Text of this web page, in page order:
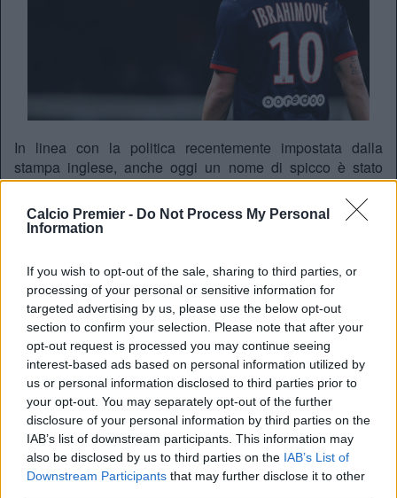
Calcio Premier - Do Not Process My Personal
Information
If you wish to opt-out of the sale, sharing to third parties, or
processing of your personal or sensitive information for
targeted advertising by us, please use the below opt-out
section to confirm your selection. Please note that after your
opt-out request is processed you may continue seeing
interest-based ads based on personal information utilized by
us or personal information disclosed to third parties prior to
your opt-out. You may separately opt-out of the further
disclosure of your personal information by third parties on the
IAB’s list of downstream participants. This information may
also be disclosed by us to third parties on the IAB’s List of
Downstream Participants that may further disclose it to other
In linea con la politica recentemente impostata dalla
stampa inglese, anche oggi un nome di spicco è stato
indicato come possibile colpo di mercato per i Red Devils,
relativamente alla prossima finestra estiva. Si tratta niente
meno che di Zlatan Ibrahimovich: lo svedese, secondo il
sbarcare nella MLS, e il club di Manchester si sarebbe
proposto come acquirente. A riportare la notizia è
TuttoMercatoWeb.